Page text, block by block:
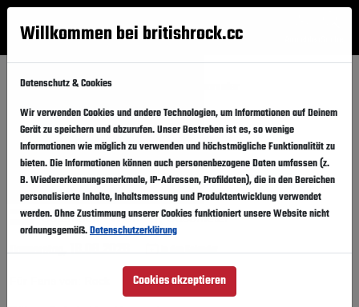
Menü
Startseite Konzerte
Böhse Onkelz in Wien 2026
Böhse Onkelz in Wien Folgen
Warm-Up Show 2026
Österreich · Wien · Gasometer
Donnerstag,18.06.2026 In den Kalender
Willkommen bei britishrock.cc
Datenschutz & Cookies
Wir verwenden Cookies und andere Technologien, um Informationen auf Deinem
Gerät zu speichern und abzurufen. Unser Bestreben ist es, so wenige
Informationen wie möglich zu verwenden und höchstmögliche Funktionalität zu
bieten. Die Informationen können auch personenbezogene Daten umfassen (z.
B. Wiedererkennungsmerkmale, IP-Adressen, Profildaten), die in den Bereichen
personalisierte Inhalte, Inhaltsmessung und Produktentwicklung verwendet
werden. Ohne Zustimmung unserer Cookies funktioniert unsere Website nicht
ordnungsgemäß.Datenschutzerklärung
Cookies akzeptieren